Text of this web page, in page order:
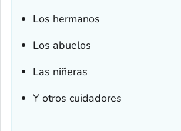
Los hermanos
Los abuelos
Las niñeras
Y otros cuidadores